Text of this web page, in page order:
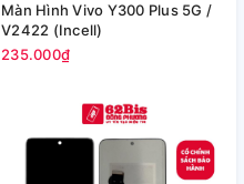
Màn Hình Vivo Y300 Plus 5G /
V2422 (Incell)
235.000₫